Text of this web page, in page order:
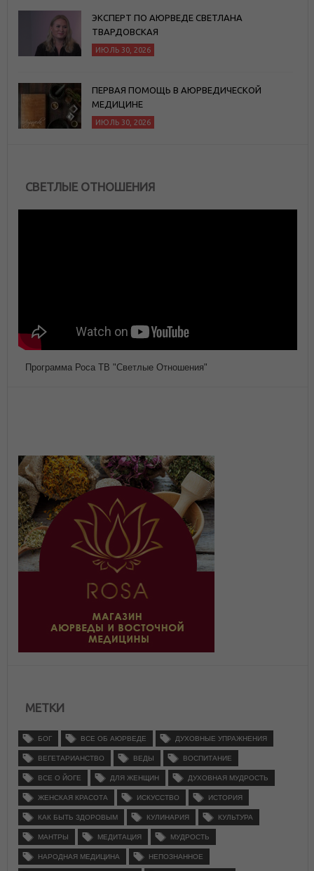
ЭКСПЕРТ ПО АЮРВЕДЕ СВЕТЛАНА
ТВАРДОВСКАЯ
ИЮЛЬ 30, 2026
ПЕРВАЯ ПОМОЩЬ В АЮРВЕДИЧЕСКОЙ
МЕДИЦИНЕ
ИЮЛЬ 30, 2026
СВЕТЛЫЕ ОТНОШЕНИЯ
Программа Роса ТВ "Светлые Отношения"
МЕТКИ
БОГ ВСЕ ОБ АЮРВЕДЕ ДУХОВНЫЕ УПРАЖНЕНИЯ
ВЕГЕТАРИАНСТВО ВЕДЫ ВОСПИТАНИЕ
ВСЕ О ЙОГЕ ДЛЯ ЖЕНЩИН ДУХОВНАЯ МУДРОСТЬ
ЖЕНСКАЯ КРАСОТА ИСКУССТВО ИСТОРИЯ
КАК БЫТЬ ЗДОРОВЫМ КУЛИНАРИЯ КУЛЬТУРА
МАНТРЫ МЕДИТАЦИЯ МУДРОСТЬ
НАРОДНАЯ МЕДИЦИНА НЕПОЗНАННОЕ